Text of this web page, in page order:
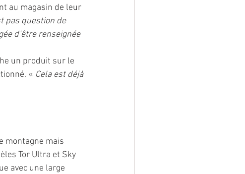
au magasin de leur
pas question de
d’être renseignée
un produit sur le
« Cela est déjà
montagne mais
Tor Ultra et Sky
avec une large